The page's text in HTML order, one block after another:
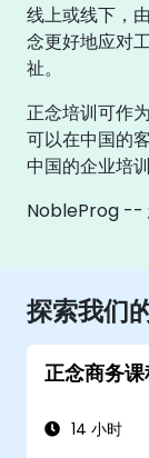
线上或线下，
念更好地应对
祉。
正念培训可作
可以在中国的
中国的企业培
NobleProg --
探索我们
正念商务
14 小时